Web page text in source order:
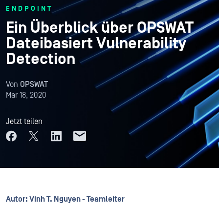
ENDPOINT
Ein Überblick über OPSWAT
Dateibasiert Vulnerability
Detection
Von OPSWAT
Mar 18, 2020
Jetzt teilen
Autor: Vinh T. Nguyen - Teamleiter